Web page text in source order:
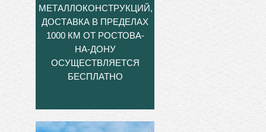
МЕТАЛЛОКОНСТРУКЦИЙ,
ДОСТАВКА В ПРЕДЕЛАХ
1000 КМ ОТ РОСТОВА-
НА-ДОНУ
ОСУЩЕСТВЛЯЕТСЯ
БЕСПЛАТНО